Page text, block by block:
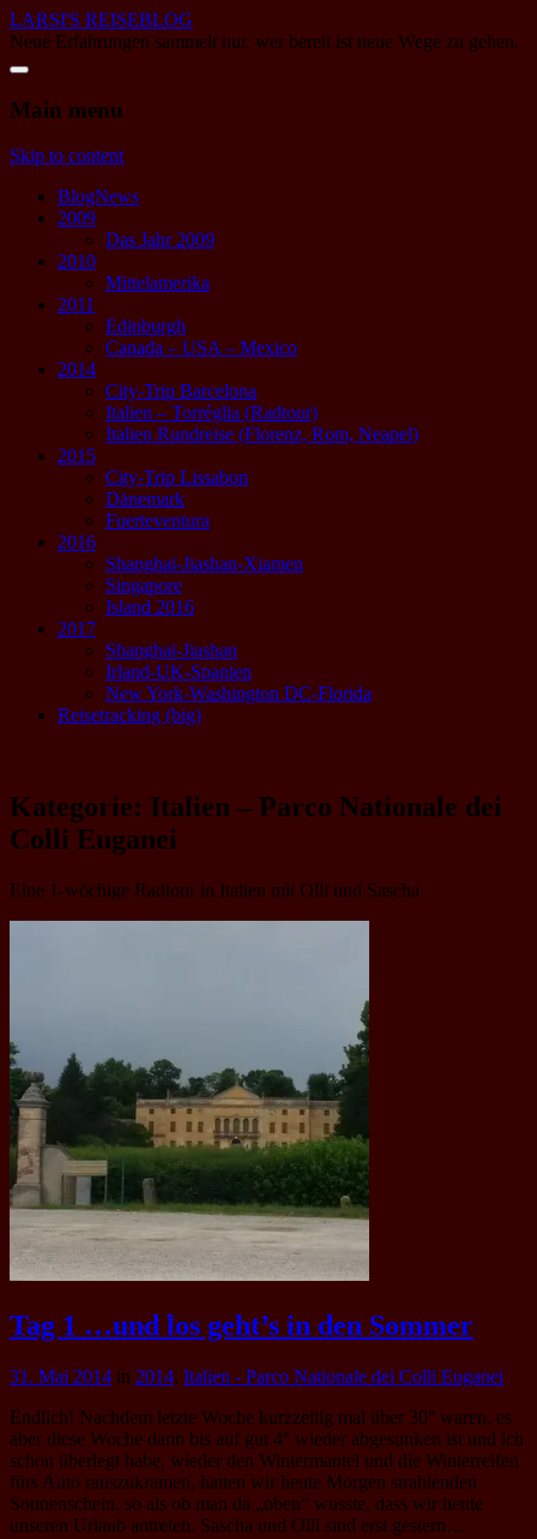
LARSI'S REISEBLOG
Neue Erfahrungen sammelt nur, wer bereit ist neue Wege zu gehen.
Main menu
Skip to content
BlogNews
2009
Das Jahr 2009
2010
Mittelamerika
2011
Edinburgh
Canada – USA – Mexico
2014
City-Trip Barcelona
Italien – Torréglia (Radtour)
Italien Rundreise (Florenz, Rom, Neapel)
2015
City-Trip Lissabon
Dänemark
Fuerteventura
2016
Shanghai-Jiashan-Xiamen
Singapore
Island 2016
2017
Shanghai-Jiashan
Irland-UK-Spanien
New York-Washington DC-Florida
Reisetracking (big)
Kategorie: Italien – Parco Nationale dei
Colli Euganei
Eine 1-wöchige Radtour in Italien mit Olli und Sascha.
Tag 1 …und los geht’s in den Sommer
31. Mai 2014 in 2014, Italien - Parco Nationale dei Colli Euganei
Endlich! Nachdem letzte Woche kurzzeitig mal über 30° waren, es
aber diese Woche dann bis auf gut 4° wieder abgesunken ist und ich
schon überlegt habe, wieder den Wintermantel und die Winterreifen
fürs Auto rauszukramen, hatten wir heute Morgen strahlenden
Sonnenschein, so als ob man da „oben“ wusste, dass wir heute
unseren Urlaub antreten. Sascha und Olli sind erst gestern…